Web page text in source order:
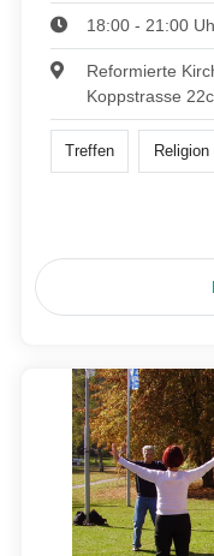
18:00 - 21:00
Reformierte
Koppstrasse
Treffen Religion